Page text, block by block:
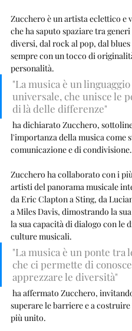
Zucchero è un artista eclettico e
che ha saputo spaziare tra
diversi, dal rock al pop, dal blues
sempre con un tocco di
personalità.
"La musica è un linguaggio
universale, che unisce le
di là delle differenze"
l'importanza della musica come
comunicazione e di condivisione.
Zucchero ha collaborato con i
artisti del panorama musicale
da Eric Clapton a Sting, da
a Miles Davis, dimostrando la
la sua capacità di dialogo con le
culture musicali.
"La musica è un ponte tra
che ci permette di
apprezzare le diversità"
superare le barriere e a
più unito.